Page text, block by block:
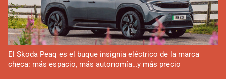
El Skoda Peaq es el buque insignia eléctrico de la marca
checa: más espacio, más autonomía…y más precio